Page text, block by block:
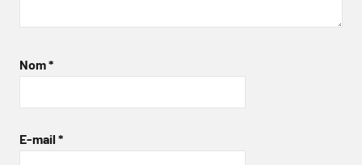
Nom*
E-mail *